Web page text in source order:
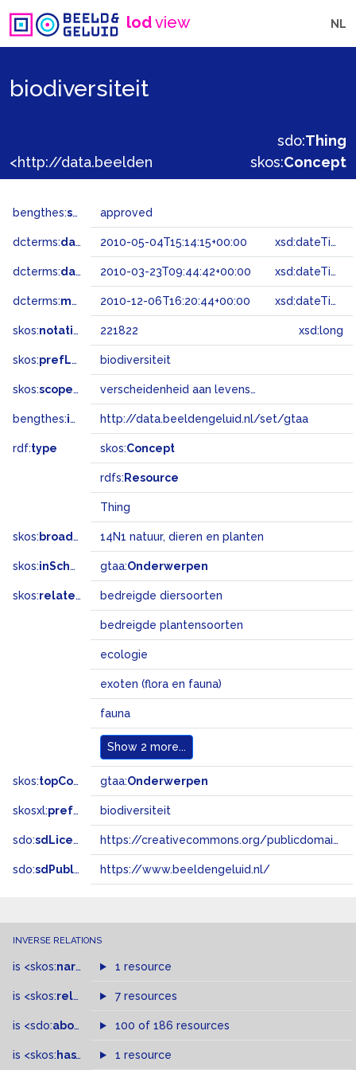
lodview NL
biodiversiteit
sdo:Thing
skos:Concept
bengthes:status approved
dcterms:dateAccepted 2010-05-04T15:14:15+00:00 xsd:dateTime
dcterms:dateSubmitted 2010-03-23T09:44:42+00:00 xsd:dateTime
dcterms:modified 2010-12-06T16:20:44+00:00 xsd:dateTime
skos:notation 221822 xsd:long
skos:prefLabel biodiversiteit
skos:scopeNote verscheidenheid aan levensvormen op aarde
bengthes:inSet http://data.beeldengeluid.nl/set/gtaa
rdf:type skos:Concept
rdfs: Resource
Thing
skos: broadMatch 14N1 natuur, dieren en planten
skos:inScheme gtaa:Onderwerpen
skos:related bedreigde diersoorten
bedreigde plantensoorten
ecologie
exoten (flora en fauna)
fauna
Show 2 more...
skos:topConceptOf gtaa:Onderwerpen
skosxl:prefLabel biodiversiteit
sdo:sdLicense https://creativecommons.org/publicdomain/zero/1.0/
sdo:sdPublisher https://www.beeldengeluid.nl/
INVERSE RELATIONS
is <skos:narrowMatch >of
1 resource
is <skos:related > of
7 resources
is <sdo:about of 100 of 186 resources
is <skos: hasTopConcept >of
1 resource